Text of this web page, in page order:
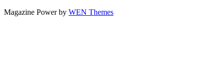
Magazine Power by WEN Themes